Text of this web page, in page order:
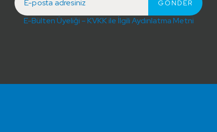
E-Bülten Üyeliği – KVKK ile İlgili Aydınlatma Metni